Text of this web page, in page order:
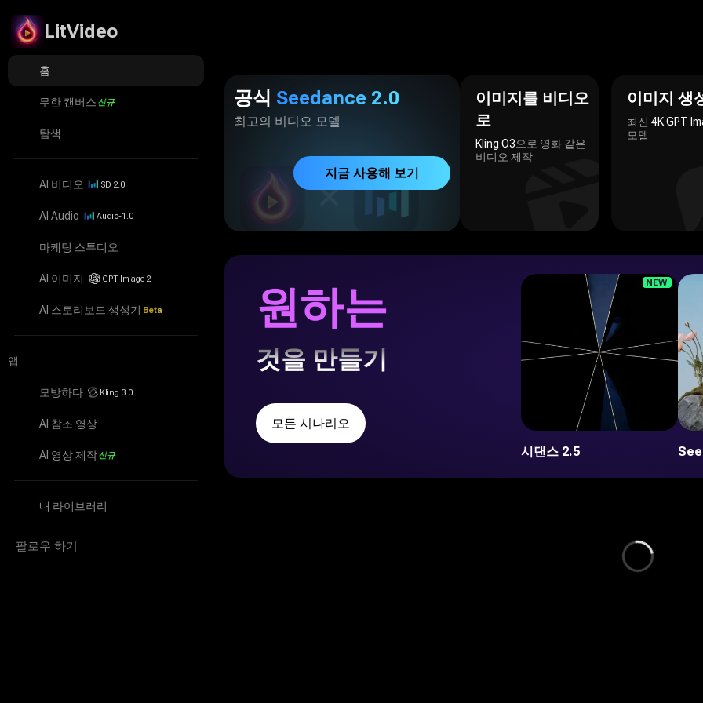
LitVideo
LitMedia
홈
무한 캔버스
무한 캔버스 신규
탐색
AI 비디오
AI 비디오 SD 2.0
AI Audio
AI Audio Audio-1.0
마케팅 스튜디오
마케팅 스튜디오
AI 이미지
AI 이미지 GPT Image 2
AI 스토리보드 생성기
AI 스토리보드 생성기 Beta
앱
모방하다
모방하다 Kling 3.0
AI 참조 영상
AI 참조 영상
AI 영상 제작
AI 영상 제작신규
내 라이브러리
내 라이브러리
팔로우 하기
Seedance 2.5
공식 Seedance 2.0
최고의 비디오 모델
지금 사용해 보기
이미지를 비디오
로
Kling O3으로 영화 같은
비디오 제작
이미지 생
최신 4K GPT
모델
원하는
것을 만들기
모든 시나리오
NEW
시댄스 2.5